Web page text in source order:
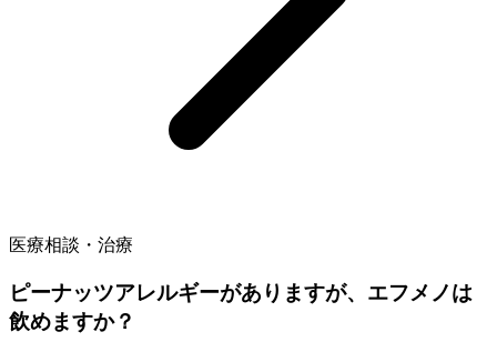
医療相談・治療
ピーナッツアレルギーがありますが、エフメノは
飲めますか？